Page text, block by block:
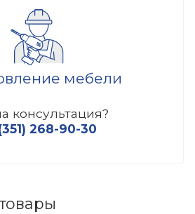
мебели
консультация?
268-90-30